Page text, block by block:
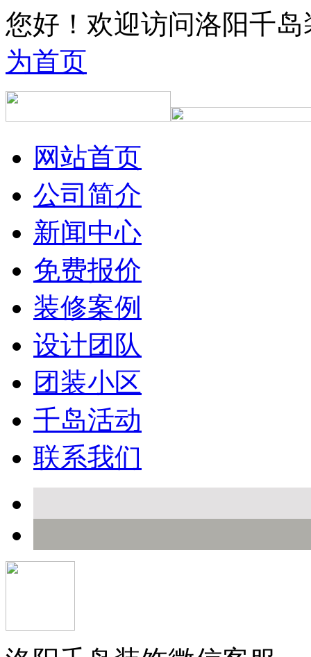
您好！欢迎访问洛阳千
为首页
网站首页
公司简介
新闻中心
免费报价
装修案例
设计团队
团装小区
千岛活动
联系我们